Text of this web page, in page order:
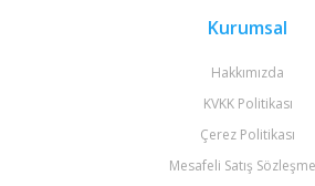
Kurumsal
Hakkımızda
KVKK Politikası
Çerez Politikası
Mesafeli Satış